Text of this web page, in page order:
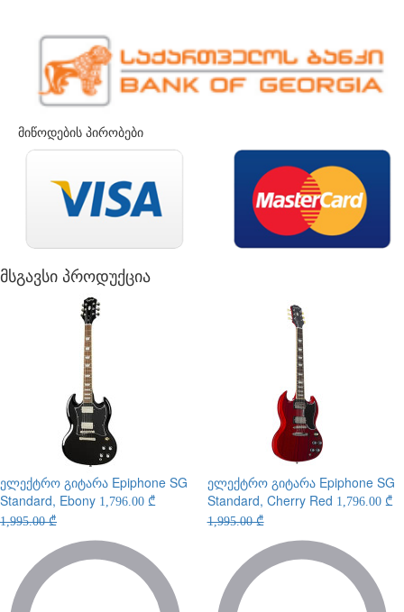
მიწოდების პირობები
მსგავსი პროდუქცია
ელექტრო გიტარა Epiphone SG
Standard, Ebony 1,796.00 ₾
1,995.00 ₾
ელექტრო გიტარა Epiphone SG
Standard, Cherry Red 1,796.00 ₾
1,995.00 ₾